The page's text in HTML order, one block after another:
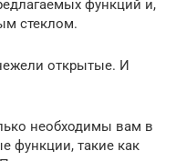
функций и,
стеклом.
открытые. И
необходимы вам в
функции, такие как